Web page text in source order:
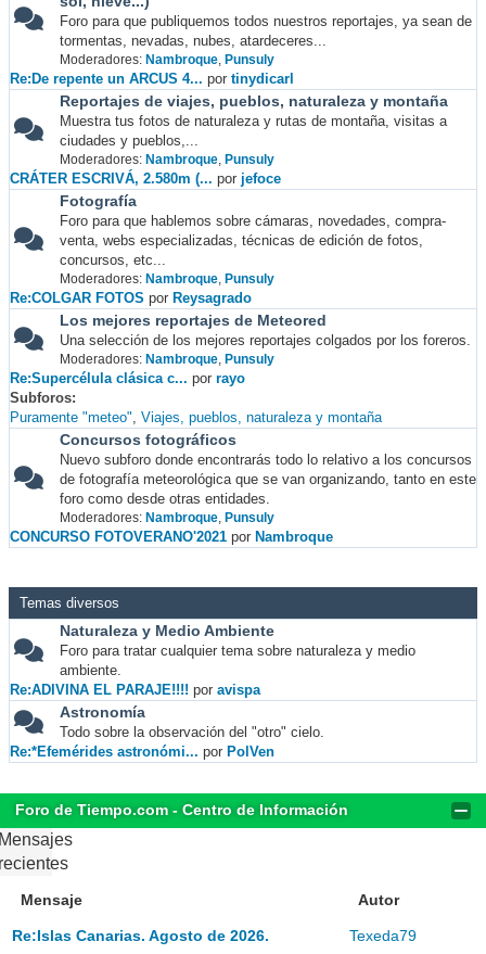
Foro para que publiquemos todos nuestros reportajes, ya sean de
tormentas, nevadas, nubes, atardeceres...
Moderadores: Nambroque, Punsuly
Re:De repente un ARCUS 4... por tinydicarl
Reportajes de viajes, pueblos, naturaleza y montaña
Muestra tus fotos de naturaleza y rutas de montaña, visitas a
ciudades y pueblos,...
Moderadores: Nambroque, Punsuly
CRÁTER ESCRIVÁ, 2.580m (... por jefoce
Fotografía
Foro para que hablemos sobre cámaras, novedades, compra-
venta, webs especializadas, técnicas de edición de fotos,
concursos, etc...
Moderadores: Nambroque, Punsuly
Re:COLGAR FOTOS por Reysagrado
Los mejores reportajes de Meteored
Una selección de los mejores reportajes colgados por los foreros.
Moderadores: Nambroque, Punsuly
Re:Supercélula clásica c... por rayo
Subforos
Puramente "meteo" Viajes, pueblos, naturaleza y montaña
Concursos fotográficos
Nuevo subforo donde encontrarás todo lo relativo a los concursos
de fotografía meteorológica que se van organizando, tanto en este
foro como desde otras entidades.
Moderadores: Nambroque, Punsuly
CONCURSO FOTOVERANO'2021 por Nambroque
Temas diversos
Naturaleza y Medio Ambiente
Foro para tratar cualquier tema sobre naturaleza y medio
ambiente.
Re:ADIVINA EL PARAJE!!!! por avispa
Astronomía
Todo sobre la observación del "otro" cielo.
Re:*Efemérides astronómi... por PolVen
Foro de Tiempo.com - Centro de Información
Mensaje Autor
Re:Islas Canarias. Agosto de 2026.
Texeda79